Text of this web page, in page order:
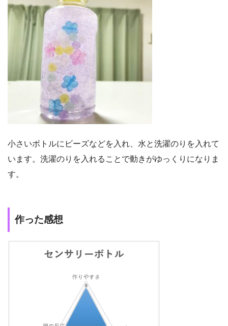
小さいボトルにビーズなどを入れ、水と洗濯のりを入れて
います。洗濯のりを入れることで動きがゆっくりになりま
す。
作った感想